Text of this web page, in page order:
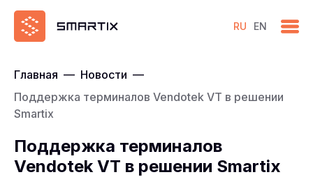
RU EN
Главная — Новости —
Поддержка терминалов Vendotek VT в решении
Smartix
Поддержка терминалов
Vendotek VT в решении Smartix